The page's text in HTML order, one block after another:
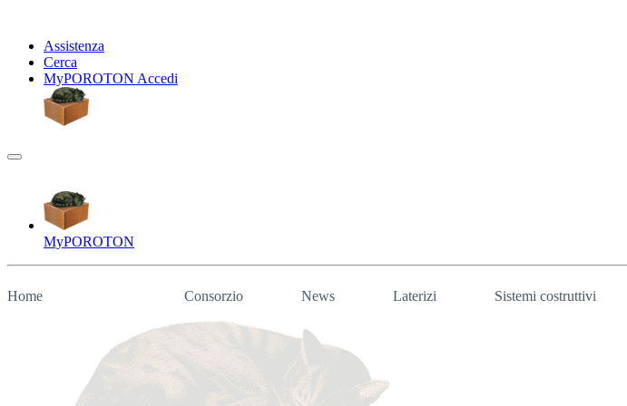
Assistenza
Cerca
MyPOROTON Accedi
MyPOROTON
Home Consorzio News Laterizi Sistemi costruttivi